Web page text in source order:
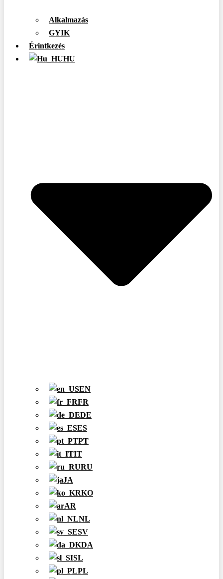
Alkalmazás
GYIK
Érintkezés
HU
EN
FR
DE
ES
PT
IT
RU
JA
KO
AR
NL
SV
DA
SL
PL